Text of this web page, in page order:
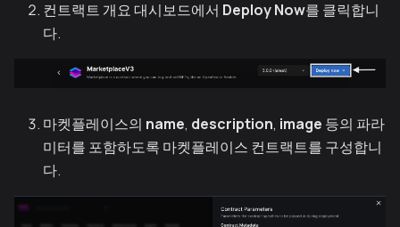
컨트랙트 개요 대시보드에서 Deploy Now를 클릭합니
다.
마켓플레이스의 name, description, image 등의 파라
미터를 포함하도록 마켓플레이스 컨트랙트를 구성합니
다.